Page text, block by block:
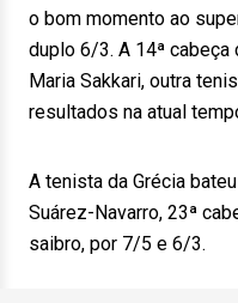
o bom momento ao
duplo 6/3. A 14ª cabeça
Maria Sakkari, outra
resultados na atual
A tenista da Grécia
Suárez-Navarro, 23ª
saibro, por 7/5 e 6/3.